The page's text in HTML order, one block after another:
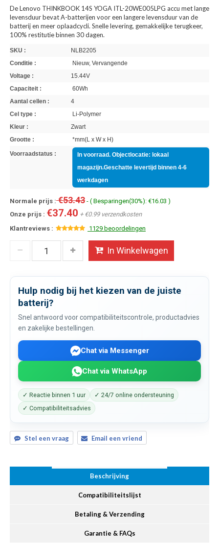
De Lenovo THINKBOOK 14S YOGA ITL-20WE005LPG accu met lange
levensduur bevat A-batterijen voor een langere levensduur van de
batterij en meer oplaadcycli. Snelle levering, gemakkelijke terugkeer,
100% restitutie binnen 30 dagen.
SKU :
NLB2205
Conditie :
Nieuw, Vervangende
Voltage :
15.44V
Capaciteit :
60Wh
Aantal cellen :
4
Cel type :
Li-Polymer
Kleur :
Zwart
Grootte :
*mm(L x W x H)
Voorraadstatus :
In voorraad. Objectlocatie: lokaal
magazijn.Geschatte levertijd binnen 4-6
werkdagen
Normale prijs :€53.43 - ( Besparingen(30%): €16.03 )
Onze prijs : €37.40 + €0.99 verzendkosten
Klantreviews :
1129 beoordelingen
In Winkelwagen
Hulp nodig bij het kiezen van de juiste
batterij?
Snel antwoord voor compatibiliteitscontrole, productadvies
en zakelijke bestellingen.
Chat via Messenger
Chat via WhatsApp
✓ Reactie binnen 1 uur
✓ 24/7 online ondersteuning
✓ Compatibiliteitsadvies
Stel een vraag Email een vriend
Beschrijving
Compatibiliteitslijst
Betaling & Verzending
Garantie & FAQs